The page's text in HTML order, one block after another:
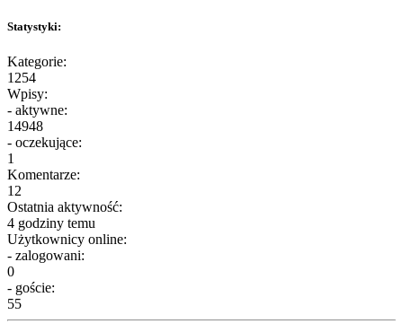
Statystyki:
Kategorie:
1254
Wpisy:
- aktywne:
14948
- oczekujące:
1
Komentarze:
12
Ostatnia aktywność:
4 godziny temu
Użytkownicy online:
- zalogowani:
0
- goście:
55